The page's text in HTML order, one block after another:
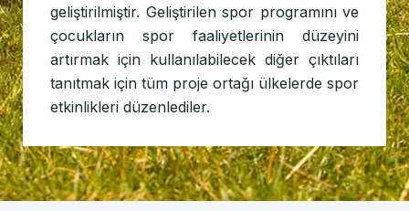
geliştirilmiştir. Geliştirilen spor programını ve
çocukların spor faaliyetlerinin düzeyini
artırmak için kullanılabilecek diğer çıktıları
tanıtmak için tüm proje ortağı ülkelerde spor
etkinlikleri düzenlediler.